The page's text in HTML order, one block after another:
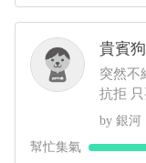
好的辦
貴賓
突然不
抗拒
定鼻子
想問
是其他
銀河
幫忙集氣